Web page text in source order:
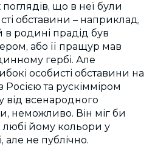
що в неї були
обставини – наприклад,
в родині прадід був
або її пращур мав
гербі. Але
особисті обставини на
Росією та рускімміром
від всенародного
неможливо. Він міг би
любі йому кольори у
але не публічно.